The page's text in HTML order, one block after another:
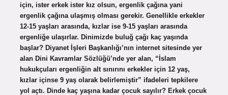
için, ister erkek ister kız olsun, ergenlik çağına yani
ergenlik çağına ulaşmış olması gerekir. Genellikle erkekler
12-15 yaşları arasında, kızlar ise 9-15 yaşları arasında
ergenliğe ulaşırlar. Dinimizde buluğ çağı kaç yaşında
başlar? Diyanet İşleri Başkanlığı’nın internet sitesinde yer
alan Dini Kavramlar Sözlüğü’nde yer alan, “İslam
hukukçuları ergenliğin alt sınırını erkekler için 12 yaş,
kızlar içinse 9 yaş olarak belirlemiştir” ifadeleri tepkilere
yol açtı. Dinde kaç yaşına kadar çocuk sayılır? Erkek çocuk